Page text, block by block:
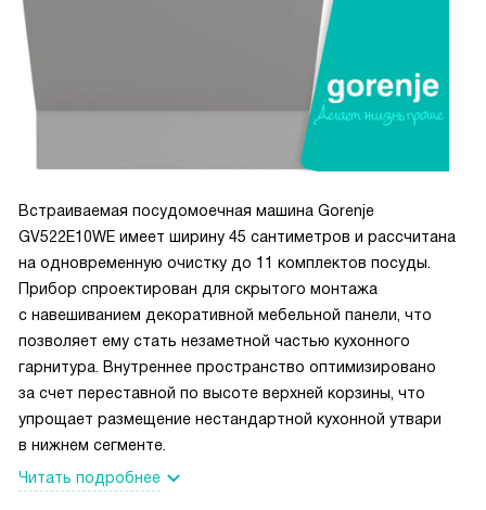
Встраиваемая посудомоечная машина Gorenje
GV522E10WE имеет ширину 45 сантиметров и рассчитана
на одновременную очистку до 11 комплектов посуды.
Прибор спроектирован для скрытого монтажа
с навешиванием декоративной мебельной панели, что
позволяет ему стать незаметной частью кухонного
гарнитура. Внутреннее пространство оптимизировано
за счет переставной по высоте верхней корзины, что
упрощает размещение нестандартной кухонной утвари
в нижнем сегменте.
Читать подробнее